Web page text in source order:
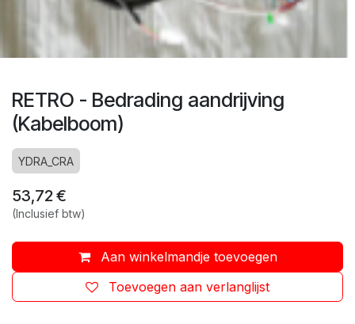
RETRO - Bedrading aandrijving
(Kabelboom)
YDRA_CRA
53,72€
(Inclusief btw)
Aan winkelmandje toevoegen
Toevoegen aan verlanglijst